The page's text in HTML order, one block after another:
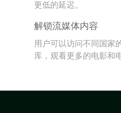
更低的延迟。
解锁流媒体内容
用户可以访问不同国家
库，观看更多的电影和